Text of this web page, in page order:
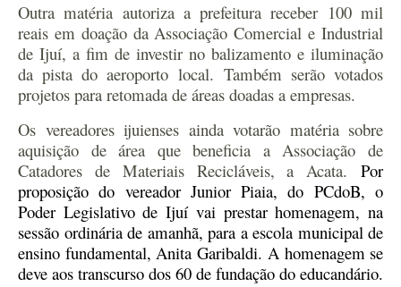
Outra matéria autoriza a prefeitura receber 100 mil
reais em doação da Associação Comercial e Industrial
de Ijuí, a fim de investir no balizamento e iluminação
da pista do aeroporto local. Também serão votados
projetos para retomada de áreas doadas a empresas.
Os vereadores ijuienses ainda votarão matéria sobre
aquisição de área que beneficia a Associação de
Catadores de Materiais Recicláveis, a Acata. Por
proposição do vereador Junior Piaia, do PCdoB, o
Poder Legislativo de Ijuí vai prestar homenagem, na
sessão ordinária de amanhã, para a escola municipal de
ensino fundamental, Anita Garibaldi. A homenagem se
deve aos transcurso dos 60 de fundação do educandário.